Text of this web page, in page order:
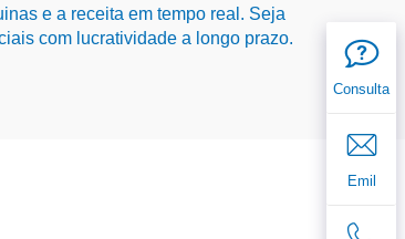
e a receita em tempo real. Seja
com lucratividade a longo prazo.
Consulta
Emil